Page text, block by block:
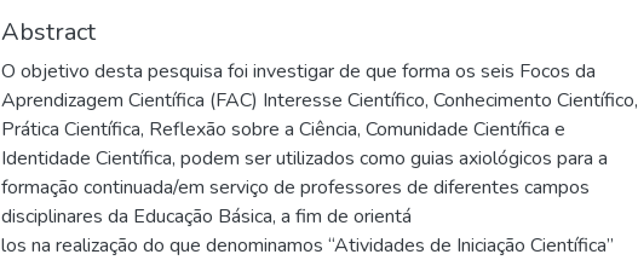
Abstract
O objetivo desta pesquisa foi investigar de que forma os seis Focos da
Aprendizagem Científica (FAC) Interesse Científico, Conhecimento Científico,
Prática Científica, Reflexão sobre a Ciência, Comunidade Científica e
Identidade Científica, podem ser utilizados como guias axiológicos para a
formação continuada/em serviço de professores de diferentes campos
disciplinares da Educação Básica, a fim de orientá
los na realização do que denominamos “Atividades de Iniciação Científica”